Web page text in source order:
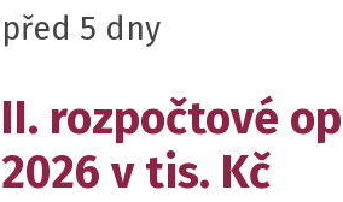
před 5 dny
II. rozpočtové
2026 v tis. Kč